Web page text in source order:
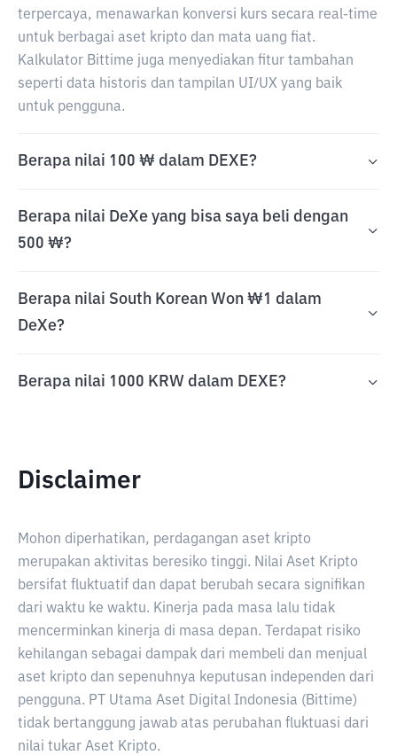
terpercaya, menawarkan konversi kurs secara real-time
untuk berbagai aset kripto dan mata uang fiat.
Kalkulator Bittime juga menyediakan fitur tambahan
seperti data historis dan tampilan UI/UX yang baik
untuk pengguna.
Berapa nilai 100 ₩ dalam DEXE?
Berapa nilai DeXe yang bisa saya beli dengan
500 ₩?
Berapa nilai South Korean Won ₩1 dalam
DeXe?
Berapa nilai 1000 KRW dalam DEXE?
Disclaimer
Mohon diperhatikan, perdagangan aset kripto
merupakan aktivitas beresiko tinggi. Nilai Aset Kripto
bersifat fluktuatif dan dapat berubah secara signifikan
dari waktu ke waktu. Kinerja pada masa lalu tidak
mencerminkan kinerja di masa depan. Terdapat risiko
kehilangan sebagai dampak dari membeli dan menjual
aset kripto dan sepenuhnya keputusan independen dari
pengguna. PT Utama Aset Digital Indonesia (Bittime)
tidak bertanggung jawab atas perubahan fluktuasi dari
nilai tukar Aset Kripto.